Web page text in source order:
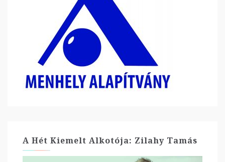
A Hét Kiemelt Alkotója: Zilahy Tamás